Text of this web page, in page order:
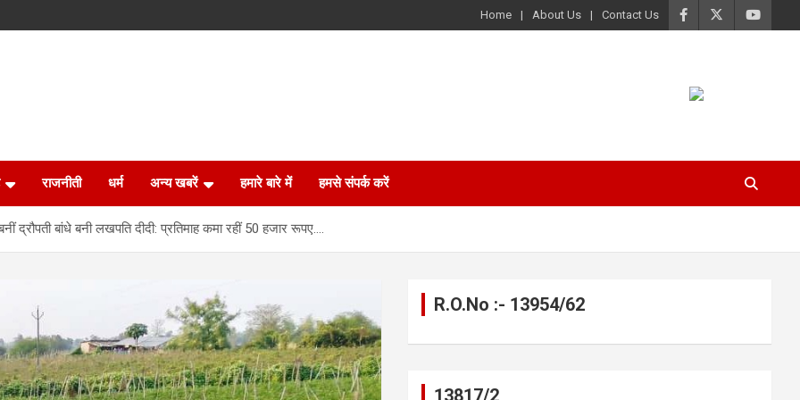
Home About Us Contact Us
राजनीती धर्म अन्य खबरें हमारे बारे में हमसे संपर्क करें
द्रौपती बांधे बनी लखपति दीदी: प्रतिमाह कमा रहीं 50 हजार रूपए….
R.O.No :- 13954/62
13817/2